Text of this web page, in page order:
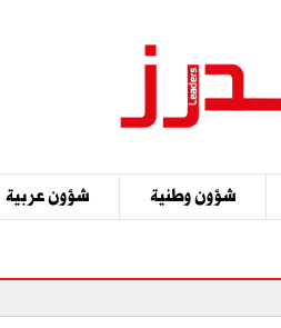
شؤون وطنية شؤون عربية